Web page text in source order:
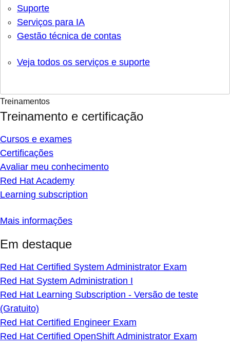
Suporte
Serviços para IA
Gestão técnica de contas
Veja todos os serviços e suporte
Treinamentos
Treinamento e certificação
Cursos e exames
Certificações
Avaliar meu conhecimento
Red Hat Academy
Learning subscription
Mais informações
Em destaque
Red Hat Certified System Administrator Exam
Red Hat System Administration I
Red Hat Learning Subscription - Versão de teste
(Gratuito)
Red Hat Certified Engineer Exam
Red Hat Certified OpenShift Administrator Exam